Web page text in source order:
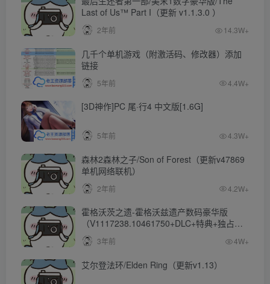
Last of Us™ Part I（更新 v1.1.3.0 ）
2年前 14.3W+
几千个单机游戏（附激活码、修改器）添加
链接
5年前 4.4W+
[3D神作]PC 尾·行4 中文版[1.6G]
5年前 4.3W+
森林2森林之子/Son of Forest（更新v47869
单机网络联机）
2年前 4.2W+
霍格沃茨之遗-霍格沃兹遗产数码豪华版
（V1117238.10461750+DLC+特典+独占内
容）
3年前 4W+
艾尔登法环/Elden Ring（更新v1.13）